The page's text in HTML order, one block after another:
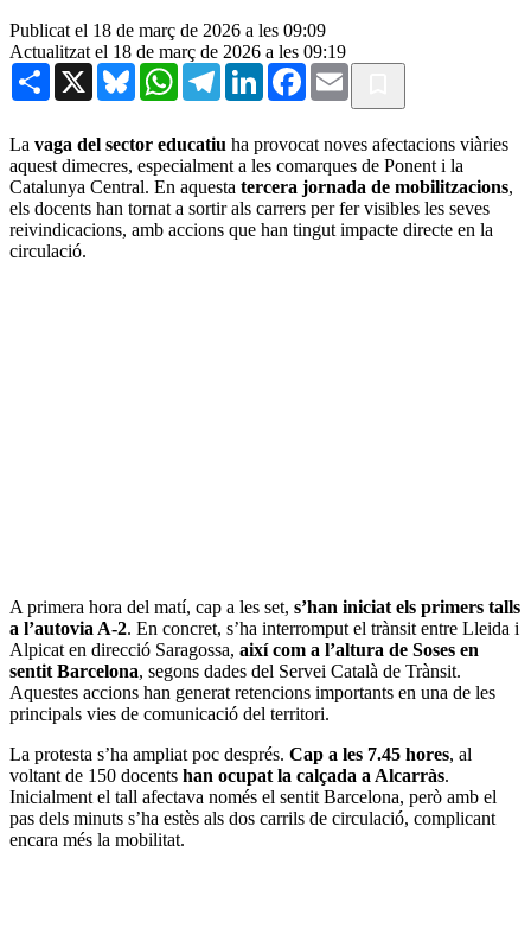
Publicat el 18 de març de 2026 a les 09:09
Actualitzat el 18 de març de 2026 a les 09:19
Share X BlueskyWhatsAppTelegramLinkedInFacebook
Email
La vaga del sector educatiu ha provocat noves afectacions viàries
aquest dimecres, especialment a les comarques de Ponent i la
Catalunya Central. En aquesta tercera jornada de mobilitzacions,
els docents han tornat a sortir als carrers per fer visibles les seves
reivindicacions, amb accions que han tingut impacte directe en la
circulació.
A primera hora del matí, cap a les set, s’han iniciat els primers talls
a l’autovia A-2. En concret, s’ha interromput el trànsit entre Lleida i
Alpicat en direcció Saragossa, així com a l’altura de Soses en
sentit Barcelona, segons dades del Servei Català de Trànsit.
Aquestes accions han generat retencions importants en una de les
principals vies de comunicació del territori.
La protesta s’ha ampliat poc després. Cap a les 7.45 hores, al
voltant de 150 docents han ocupat la calçada a Alcarràs.
Inicialment el tall afectava només el sentit Barcelona, però amb el
pas dels minuts s’ha estès als dos carrils de circulació, complicant
encara més la mobilitat.